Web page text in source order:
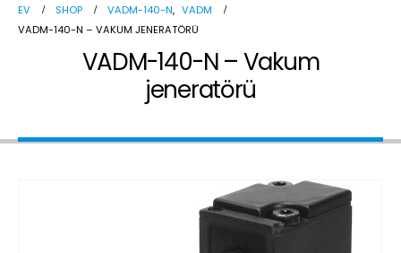
EV SHOP VADM-140-N, VADM
VADM-140-N – VAKUM JENERATÖRÜ
VADM-140-N – Vakum
jeneratörü